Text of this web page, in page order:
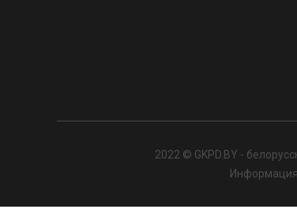
2022 © GKPD.BY -
Информация